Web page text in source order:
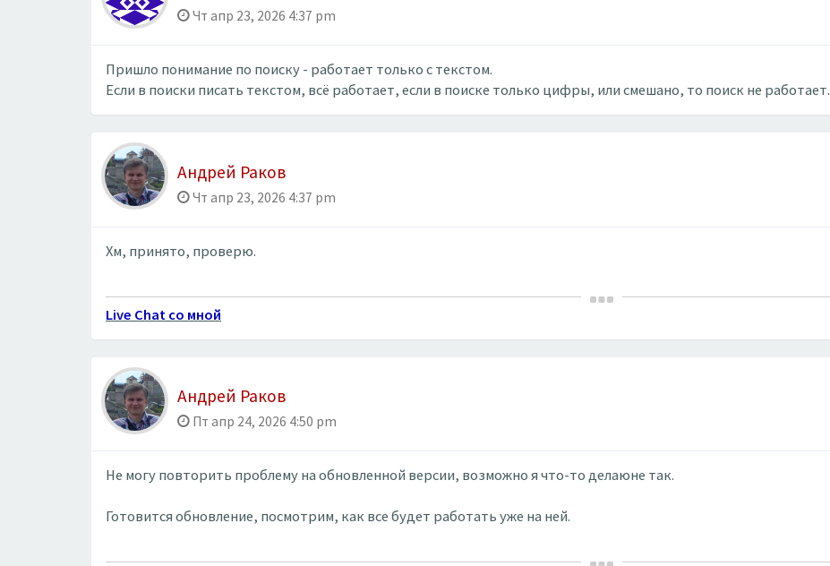
Чт апр 23, 2026 4:37 pm
Пришло понимание по поиску - работает только с текстом.
Если в поиски писать текстом, всё работает, если в поиске только цифры, или смешано, то поиск не работает.
Андрей Раков
Чт апр 23, 2026 4:37 pm
Хм, принято, проверю.
Live Chat со мной
Андрей Раков
Пт апр 24, 2026 4:50 pm
Не могу повторить проблему на обновленной версии, возможно я что-то делаюне так.
Готовится обновление, посмотрим, как все будет работать уже на ней.